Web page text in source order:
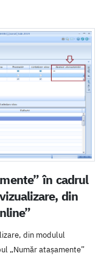
în cadrul
din
din modulul
„Număr atașamente”